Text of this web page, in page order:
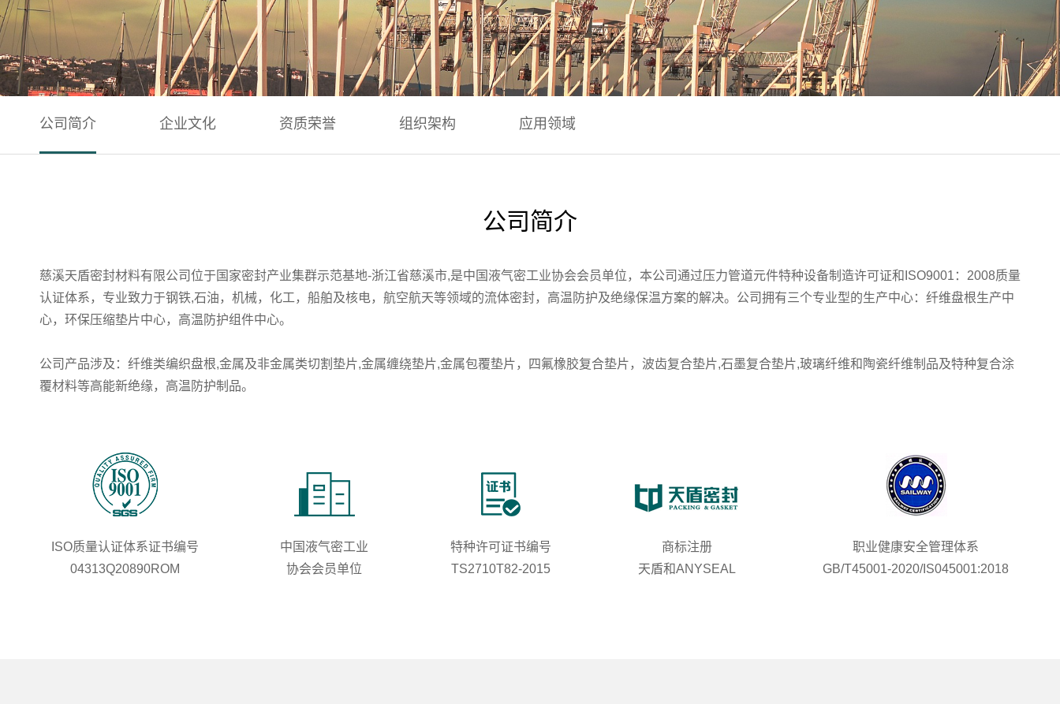
公司简介 企业文化 资质荣誉 组织架构 应用领域
公司简介
慈溪天盾密封材料有限公司位于国家密封产业集群示范基地-浙江省慈溪市,是中国液气密工业协会会员单位，本公司通过压力管道元件特种设备制造许可证和ISO9001：2008质量
认证体系，专业致力于钢铁,石油，机械，化工，船舶及核电，航空航天等领域的流体密封，高温防护及绝缘保温方案的解决。公司拥有三个专业型的生产中心：纤维盘根生产中
心，环保压缩垫片中心，高温防护组件中心。
公司产品涉及：纤维类编织盘根,金属及非金属类切割垫片,金属缠绕垫片,金属包覆垫片，四氟橡胶复合垫片，波齿复合垫片,石墨复合垫片,玻璃纤维和陶瓷纤维制品及特种复合涂
覆材料等高能新绝缘，高温防护制品。
ISO质量认证体系证书编号
04313Q20890ROM
中国液气密工业
协会会员单位
特种许可证书编号
TS2710T82-2015
商标注册
天盾和ANYSEAL
职业健康安全管理体系
GB/T45001-2020/IS045001:2018